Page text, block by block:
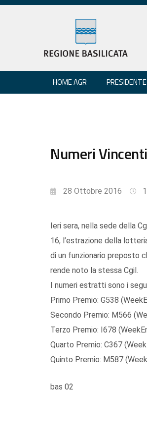
HOME AGR
Numeri
28 Ottobre 2016
Ieri sera, nella sede della
16, l’estrazione della
di un funzionario preposto
rende noto la stessa Cgil.
I numeri estratti sono i
Primo Premio: G538
Secondo Premio: M566
Terzo Premio: I678
Quarto Premio: C367
Quinto Premio: M587
bas 02